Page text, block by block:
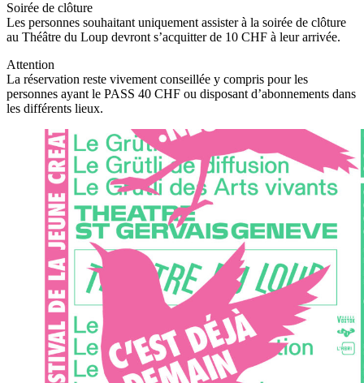
Soirée de clôture
Les personnes souhaitant uniquement assister à la soirée de clôture
au Théâtre du Loup devront s’acquitter de 10 CHF à leur arrivée.
Attention
La réservation reste vivement conseillée y compris pour les
personnes ayant le PASS 40 CHF ou disposant d’abonnements dans
les différents lieux.